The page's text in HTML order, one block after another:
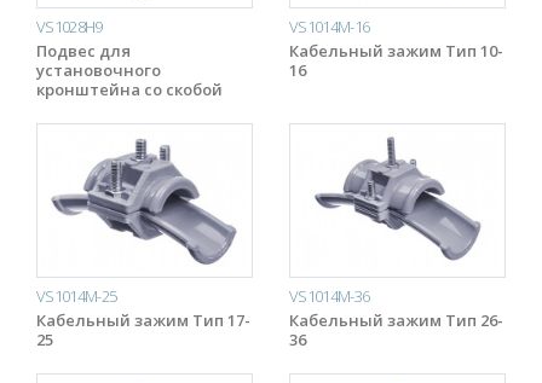
VS1028H9
Подвес для
установочного
кронштейна со скобой
VS1014M-16
Кабельный зажим Тип 10-
16
VS1014M-25
Кабельный зажим Тип 17-
25
VS1014M-36
Кабельный зажим Тип 26-
36